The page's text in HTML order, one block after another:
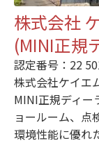
株式会社
(MINI正規
認定番号：22
株式会社ケイエ
MINI正規ディー
ョールーム、点
環境性能に優れ